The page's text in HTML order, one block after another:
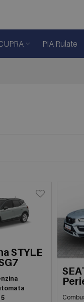
PIA Rulate
STYLE